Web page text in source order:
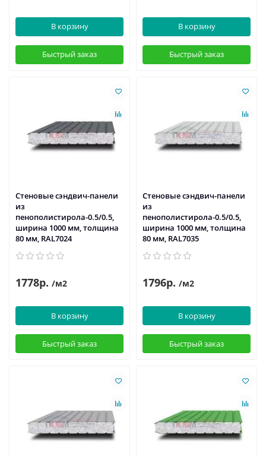
В корзину
Быстрый заказ
В корзину
Быстрый заказ
Стеновые сэндвич-панели
из
пенополистирола-0.5/0.5,
ширина 1000 мм, толщина
80 мм, RAL7024
1778р. /м2
В корзину
Быстрый заказ
Стеновые сэндвич-панели
из
пенополистирола-0.5/0.5,
ширина 1000 мм, толщина
80 мм, RAL7035
1796р. /м2
В корзину
Быстрый заказ